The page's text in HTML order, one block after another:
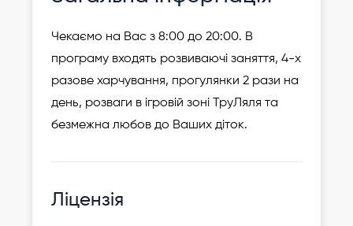
Чекаємо на Вас з 8:00 до 20:00. В
програму входять розвиваючі заняття, 4-х
разове харчування, прогулянки 2 рази на
день, розваги в ігровій зоні ТруЛяля та
безмежна любов до Ваших діток.
Ліцензія